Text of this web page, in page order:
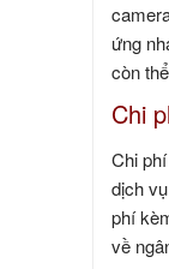
ứng
còn
Chi
Chi
dịch
phí
về